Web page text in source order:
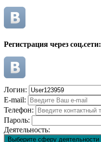
Регистрация через соц.сети:
Логин:
E-mail:
Телефон:
Пароль:
Деятельность:
Выберите сферу деятельности